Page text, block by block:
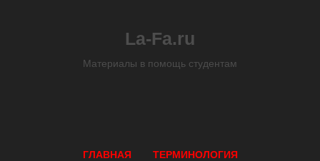
La-Fa.ru
Материалы в помощь студентам
ГЛАВНАЯ ТЕРМИНОЛОГИЯ